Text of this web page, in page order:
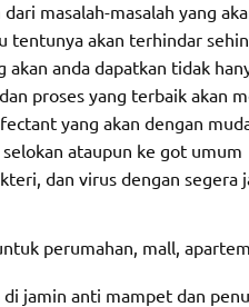
masalah-masalah yang
tentunya akan terhindar
anda dapatkan tidak
proses yang terbaik akan
yang akan dengan
ataupun ke got
dan virus dengan
perumahan, mall,
jamin anti mampet dan